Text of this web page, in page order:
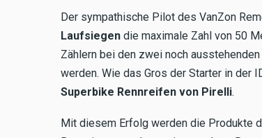
Der sympathische Pilot des VanZon
Laufsiegen die maximale Zahl von 50
Zählern bei den zwei noch
werden. Wie das Gros der Starter in der
Superbike Rennreifen von Pirelli.
Mit diesem Erfolg werden die Produkte